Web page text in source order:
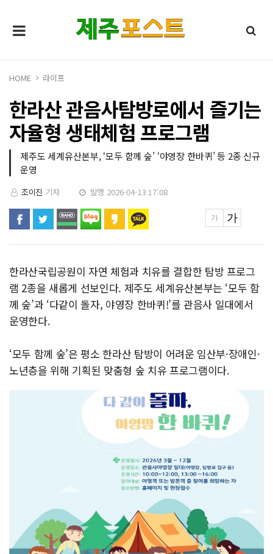
HOME 라이프
한라산 관음사탐방로에서 즐기는
자율형 생태체험 프로그램
제주도 세계유산본부, ‘모두 함께 숲’ ‘야영장 한바퀴’ 등 2종 신규
운영
조이진 기자 발행 2026-04-13 17:08
한라산국립공원이 자연 체험과 치유를 결합한 탐방 프로그
램 2종을 새롭게 선보인다. 제주도 세계유산본부는 ‘모두 함
께 숲’과 ‘다같이 돌자, 야영장 한바퀴!’를 관음사 일대에서
운영한다.
‘모두 함께 숲’은 평소 한라산 탐방이 어려운 임산부·장애인·
노년층을 위해 기획된 맞춤형 숲 치유 프로그램이다.